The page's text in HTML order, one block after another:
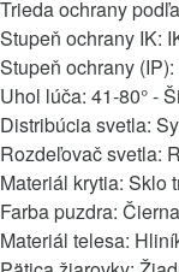
Trieda ochrany
Stupeň ochrany IK:
Stupeň ochrany
Uhol lúča: 41-80° -
Distribúcia svetla:
Rozdeľovač svetla:
Materiál krytia: Sklo
Farba puzdra: Čierna
Materiál telesa: